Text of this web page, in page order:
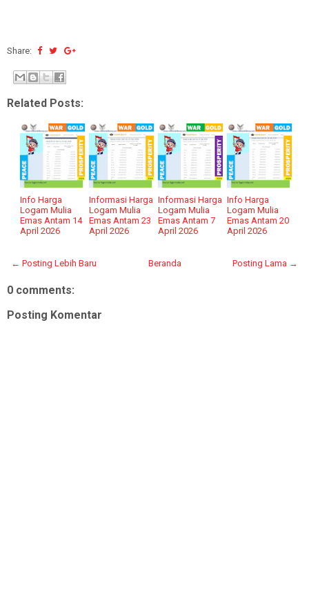
Share:
Related Posts:
Info Harga
Logam Mulia
Emas Antam 14
April 2026
Informasi Harga
Logam Mulia
Emas Antam 23
April 2026
Informasi Harga
Logam Mulia
Emas Antam 7
April 2026
Info Harga
Logam Mulia
Emas Antam 20
April 2026
← Posting Lebih Baru Posting Lama →
Beranda
0 comments:
Posting Komentar